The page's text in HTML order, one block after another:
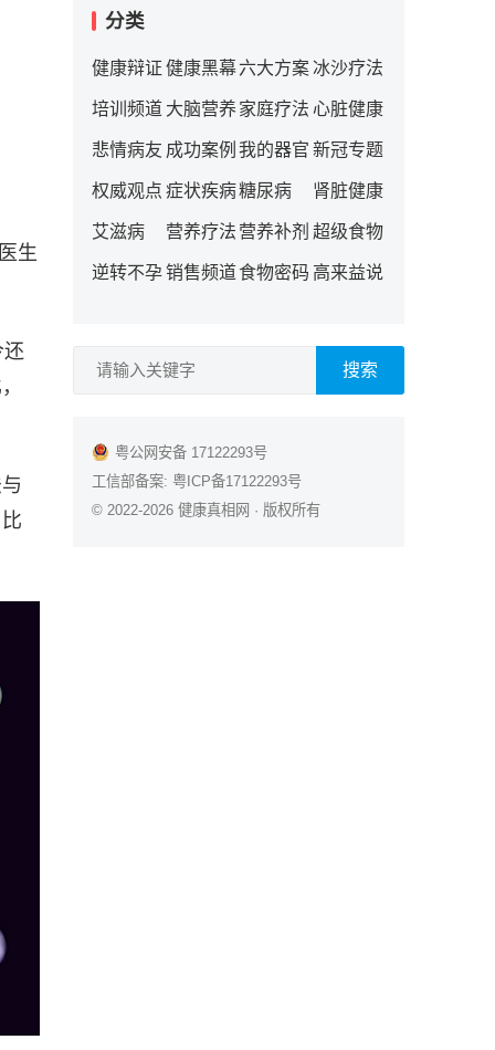
生
分类
健康辩证 健康黑幕 六大方案冰沙疗法
培训频道 大脑营养 家庭疗法 心脏健康
悲情病友 成功案例 我的器官 新冠专题
权威观点 症状疾病糖尿病 肾脏健康
艾滋病 营养疗法 营养补剂 超级食物
逆转不孕销售频道食物密码 高来益说
搜索
粤公网安备 17122293号
工信部备案: 粤ICP备17122293号
© 2022-2026 健康真相网 · 版权所有